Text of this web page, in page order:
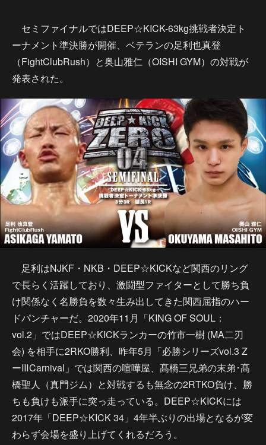
セミファイナルではDEEP☆KICK-63kg挑戦者決定ト
ーナメント準決勝が開催、ベテランの足利也真登
（FightClubRush）と奥山雅仁（OISHI GYM）の対戦が
発表された。
足利はNJKF・NKB・DEEP☆KICKなど関西のリング
で長らく活躍しており、激闘型ファイターとして勝ち負
け関係なく名勝負を数々生み出してきた関西屈指のハー
ドパンチャーだ。2020年11月「KING OF SOUL：
vol.2」ではDEEP☆KICKランカーの竹市一樹 (MA二刃
会) を相手に2RKO勝利、昨年5月「必勝シリーズvol.3 Z
ーⅢCarnival」では関西の喧嘩屋、髙橋三兄弟の末弟･髙
橋聖人（真門ジム）と対戦するも無念の2RTKO負け、勝
ちも負けも派手に突っ走っている。DEEP☆KICKには
2017年「DEEP☆KICK 34」4年半ぶりの出場となるが変
わらず会場を盛り上げてくれるだろう。